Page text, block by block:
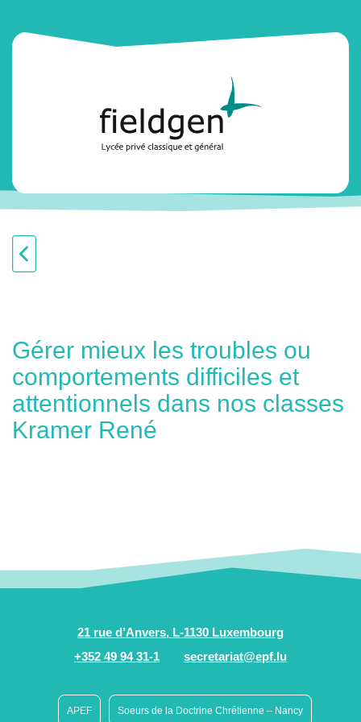
Gérer mieux les troubles ou
comportements difficiles et
attentionnels dans nos classes
Kramer René
21 rue d’Anvers, L-1130 Luxembourg
+352 49 94 31-1
secretariat@epf.lu
APEF Soeurs de la Doctrine Chrétienne – Nancy